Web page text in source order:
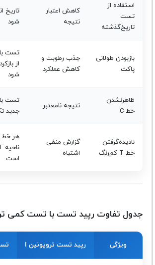
استفاده از
تست
تاریخ‌گذشته
کاهش اعتبار
نتیجه
تاریخ
شود
بازبودن طولانی
پاکت
جذب رطوبت و
کاهش عملکرد
تست
از
شود
ظاهرنشدن
خط C
نتیجه نامعتبر
تست
جدید
نادیده‌گرفتن
خط T کم‌رنگ
گزارش منفی
اشتباه
هر خط
است
جدول تفاوت رپید تست با تست کمی
ویژگی رپید تست تروپونین I